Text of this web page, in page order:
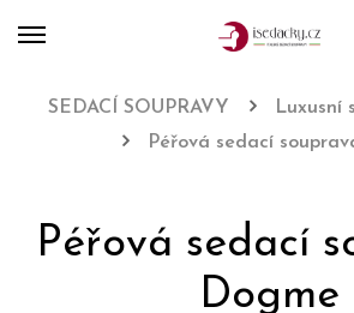
SEDACÍ SOUPRAVY
Luxusní
Péřová sedací
Péřová sedací
Dogme